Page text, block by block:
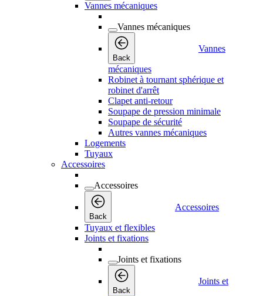
Vannes mécaniques
Vannes mécaniques
Back
Vannes
mécaniques
Robinet à tournant sphérique et
robinet d'arrêt
Clapet anti-retour
Soupape de pression minimale
Soupape de sécurité
Autres vannes mécaniques
Logements
Tuyaux
Accessoires
Accessoires
Back
Accessoires
Tuyaux et flexibles
Joints et fixations
Joints et fixations
Back
Joints et